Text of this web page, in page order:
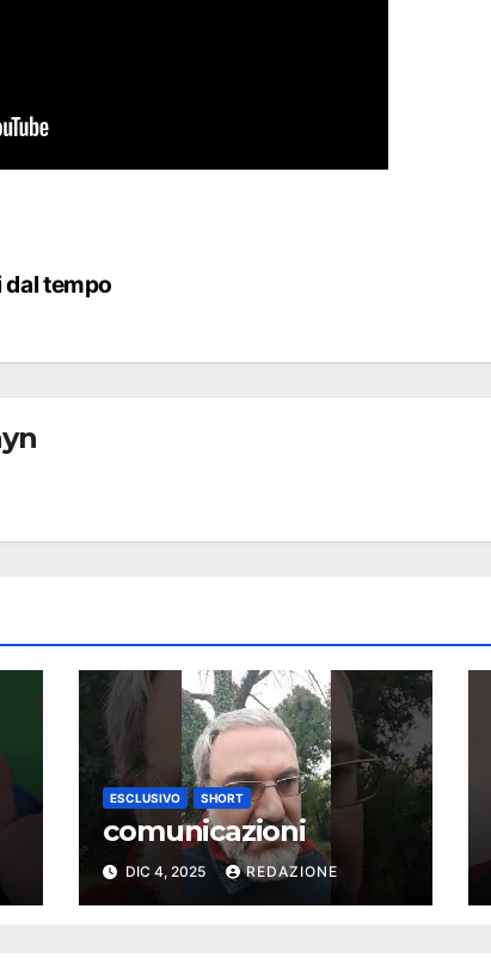
tempo
ESCLUSIVO SHORT
comunicazioni
DIC 4, 2025 REDAZIONE